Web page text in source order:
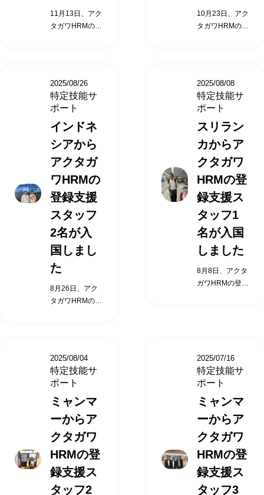
支援 公的手続き
の同行支援 定期
ション 日本人と
の交流促進支援
介護福祉士試験
る） 転職支援
（人員整理等の
情への対応 アク
タガワHRMでは
「外国人を採用
したい企業」と
「日本で働きた
い外国人」を マ
ッチングさせる
特定技能の介護
人材紹介サービ
す。 登録支援機
関として、特定
ト、入社後の支
援計画の作成、
定期面談等のフ
ォローまで実施
します。 特定技
能外国人を受け
入れたいけれ
ど、何をすれば
ない… どこに相
談すればいいの
支援 公的手続き
の同行支援 定期
ション 日本人と
の交流促進支援
介護福祉士試験
る） 転職支援
（人員整理等の
情への対応 アク
タガワHRMでは
「外国人を採用
したい企業」と
「日本で働きた
い外国人」を マ
ッチングさせる
特定技能の介護
人材紹介サービ
スを行っていま
ト、入社後の支
援計画の作成、
定期面談等のフ
ォローまで実施
します。 特定技
能外国人を受け
入れたいけれ
ど、何をすれば
ない… どこに相
談すればいいの
HRMの「登録支
援機関」の役割
サポート 入管対
応代行（提携行
政書士） 航空券
手配代行 適切な
住居確保に係る
支援 渡航前の日
本語学習支援
（eラーニング
提供） 受入れ施
設向け事前情報
提供 入国後の支
援サービス 日本
語学習支援（e
ラーニング） 生
活に必要な契約
支援 公的手続き
の同行支援 定期
的な面談、行政
介護福祉士試験
支援（希望によ
る） 転職支援
（人員整理等の
情への対応 アク
タガワHRMでは
「外国人を採用
したい企業」と
「日本で働きた
い外国人」を マ
られています。
上記のような負
くことが アクタ
ガワHRMの「登
録支援機関」の
役割です。 入国
前の支援サービ
ス 出入国する際
の送迎 在留資格
申請サポート 入
管対応代行（提
携行政書士） 航
空券手配代行 適
切な住居確保に
係る支援 渡航前
の日本語学習支
グ提供） 受入れ
施設向け事前情
な契約支援 公的
手続きの同行支
援 定期的な面
談、行政機関へ
エンテーション
日本人との交流
促進支援 介護福
祉士試験支援
（希望による）
転職支援（人員
11月13日、アク
タガワHRMの登
が入国いたしま
した。 特定技能
制度において、
外国人受入れを
行う企業は受入
れ機関（特定技
能所属機関）と
呼ばれ、 特定技
能外国人に対し
て業務や日常生
活を円滑に行え
援計画」を作成
し 、支援を行う
ことが義務付け
られています。
上記のような負
担が企業様にな
ガワHRMの「登
録支援機関」の
役割です。 入国
前の支援サービ
ス 出入国する際
の送迎 在留資格
申請サポート 入
携行政書士） 航
空券手配代行 適
切な住居確保に
10月23日、アク
タガワHRMの登
が入国いたしま
した。 特定技能
制度において、
外国人受入れを
行う企業は受入
れ機関（特定技
能所属機関）と
呼ばれ、 特定技
能外国人に対し
て業務や日常生
活を円滑に行え
援計画」を作成
し 、支援を行う
られています。
上記のような負
ガワHRMの「登
録支援機関」の
役割です。 入国
前の支援サービ
ス 出入国する際
の送迎 在留資格
申請サポート 入
携行政書士） 航
空券手配代行 適
切な住居確保に
2025/08/26
特定技能サ
ポート
インドネ
シアから
アクタガ
ワHRMの
登録支援
スタッフ
2名が入
国しまし
た
8月26日、アク
タガワHRMの登
方が入国いたし
ました。 特定技
能制度におい
て、外国人受入
れを行う企業は
受入れ機関（特
定技能所属機
関）と呼ばれ、
特定技能外国人
に対して業務や
日常生活を円滑
2025/08/08
特定技能サ
ポート
スリラン
カからア
クタガワ
HRMの登
録支援ス
タッフ1
名が入国
しました
8月8日、アクタ
ガワHRMの登録
た。 特定技能制
度において、外
国人受入れを行
機関（特定技能
所属機関）と呼
ばれ、 特定技能
外国人に対して
業務や日常生活
を円滑に行える
計画」を作成し
2025/08/04
特定技能サ
ポート
ミャンマ
ーからア
クタガワ
HRMの登
録支援ス
タッフ2
2025/07/16
特定技能サ
ポート
ミャンマ
ーからア
クタガワ
HRMの登
録支援ス
タッフ3